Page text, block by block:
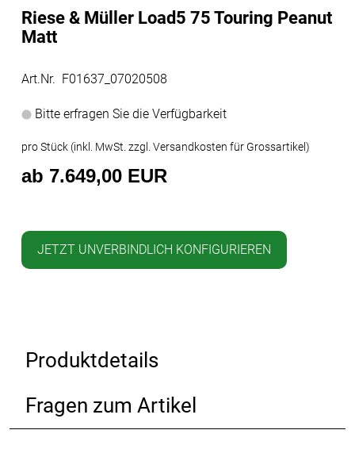
Riese & Müller Load5 75 Touring Peanut
Matt
Art.Nr. F01637_07020508
Bitte erfragen Sie die Verfügbarkeit
pro Stück (inkl. MwSt. zzgl. Versandkosten für Grossartikel)
ab 7.649,00 EUR
JETZT UNVERBINDLICH KONFIGURIEREN
Produktdetails
Fragen zum Artikel